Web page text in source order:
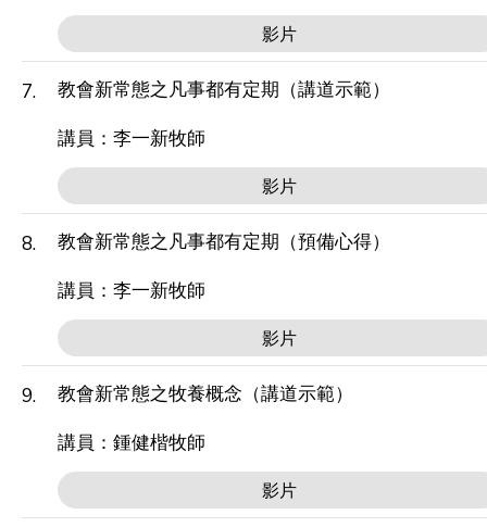
影片
7.
教會新常態之凡事都有定期（講道示範）
講員：李一新牧師
影片
8.
教會新常態之凡事都有定期（預備心得）
講員：李一新牧師
影片
9.
教會新常態之牧養概念（講道示範）
講員：鍾健楷牧師
影片